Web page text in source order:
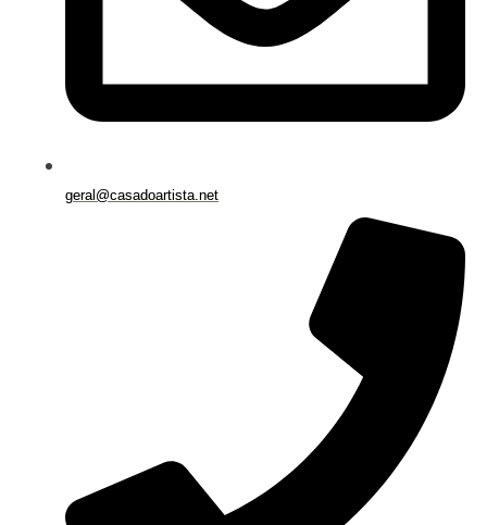
geral@casadoartista.net